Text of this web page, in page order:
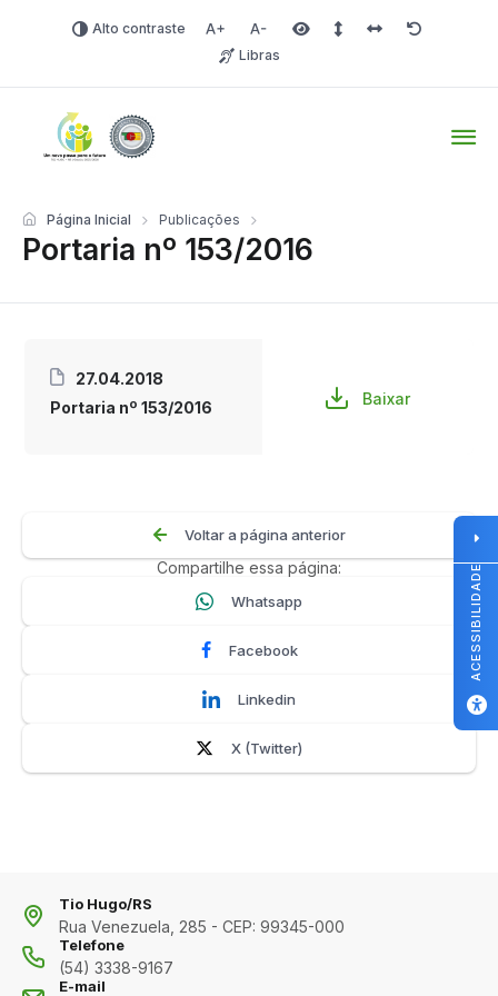
Alto contraste Aumentar fonte
Diminuir fonteÁrea selecionada
Espaçamento de linha
Espaço dos
Redefinir
Libras
Portaria nº 153/2016
Página Inicial Publicações
27.04.2018
Portaria nº 153/2016
Baixar
Voltar a página anterior
Compartilhe essa página:
Whatsapp
Facebook
Linkedin
X (Twitter)
Tio Hugo/RS
Rua Venezuela, 285 - CEP: 99345-000
Telefone
(54) 3338-9167
E-mail
ACESSIBILIDADE